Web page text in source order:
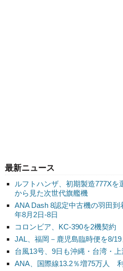
最新ニュース
ルフトハンザ、初期製造777X
から見た次世代旗艦機
ANA Dash 8認定中古機の羽田
年8月2日-8日
コロンビア、KC-390を2機契約
JAL、福岡－鹿児島臨時便を8/
台風13号、9日も沖縄・台湾・
ANA、国際線13.2％増75万人